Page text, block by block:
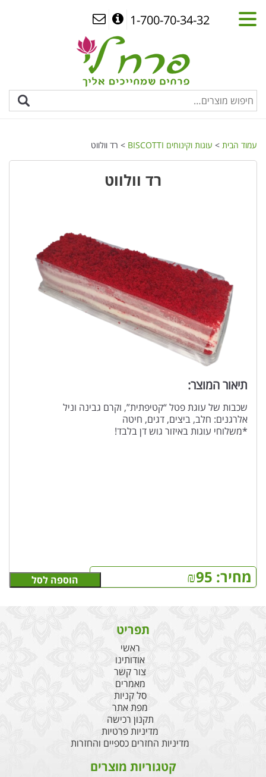
1-700-70-34-32
עמוד הבית > עוגות וקינוחים BISCOTTI > רד וולווט
רד וולווט
תיאור המוצר:
שכבות של עוגת פטל “קטיפתית”, וקרם גבינה וניל
אלרגנים: חלב, ביצים, דגים, חיטה
*משלוחי עוגות באיזור גוש דן בלבד!
מחיר: ₪95 הוספה לסל
תפריט
ראשי
אודותינו
צור קשר
מאמרים
סל קניות
מפת אתר
תקנון רכישה
מדיניות פרטיות
מדיניות החזרים כספיים והחזרות
קטגוריות מוצרים